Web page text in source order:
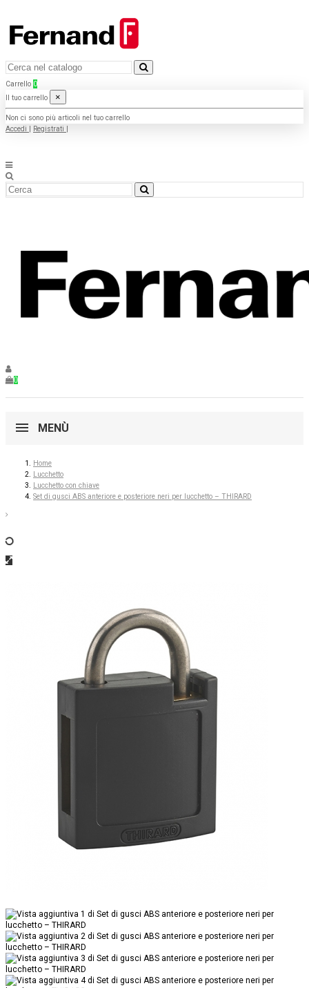
Carrello 0
Il tuo carrello
×
Non ci sono più articoli nel tuo carrello
Accedi
Registrati
0
MENÙ
Home
Lucchetto
Lucchetto con chiave
Set di gusci ABS anteriore e posteriore neri per lucchetto – THIRARD